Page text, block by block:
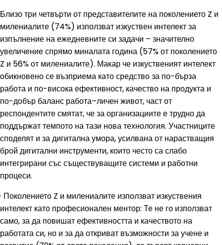
Близо три четвърти от представителите на поколението Z и
милениалите (74%) използват изкуствен интелект за
изпълнение на ежедневните си задачи – значително
увеличение спрямо миналата година (57% от поколението
Z и 56% от милениалите). Макар че изкуственият интелект
обикновено се възприема като средство за по-бърза
работа и по-висока ефективност, качество на продукта и
по-добър баланс работа–личен живот, част от
респондентите смятат, че за организациите е трудно да
поддържат темпото на тази нова технология. Участниците
споделят и за дигитална умора, усилвана от нарастващия
брой дигитални инструменти, които често са слабо
интегрирани със съществуващите системи и работни
процеси.
· Поколението Z и милениалите използват изкуствения
интелект като професионален ментор: Те не го използват
само, за да повишат ефективността и качеството на
работата си, но и за да откриват възможности за учене и